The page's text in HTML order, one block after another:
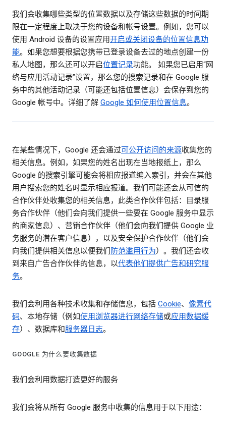
我们会收集哪些类型的位置数据以及存储这些数据的时间期
限在一定程度上取决于您的设备和帐号设置。例如，您可以
使用 Android 设备的设置应用开启或关闭设备的位置信息功
能。如果您想要根据您携带已登录设备去过的地点创建一份
私人地图，那么还可以开启位置记录功能。 如果您已启用“网
络与应用活动记录”设置，那么您的搜索记录和在 Google 服
务中的其他活动记录（可能还包括位置信息）会保存到您的
Google 帐号中。详细了解 Google 如何使用位置信息。
在某些情况下，Google 还会通过可公开访问的来源收集您的
相关信息。例如，如果您的姓名出现在当地报纸上，那么
Google 的搜索引擎可能会将相应报道编入索引，并会在其他
用户搜索您的姓名时显示相应报道。我们可能还会从可信的
合作伙伴处收集您的相关信息，此类合作伙伴包括：目录服
务合作伙伴（他们会向我们提供一些要在 Google 服务中显示
的商家信息）、营销合作伙伴（他们会向我们提供 Google 业
务服务的潜在客户信息），以及安全保护合作伙伴（他们会
向我们提供相关信息以便我们 防范滥用行为）。我们还会收
到来自广告合作伙伴的信息，以代表他们提供广告和研究服
务。
我们会利用各种技术收集和存储信息，包括 Cookie、 像素代
码、本地存储（例如使用浏览器进行网络存储或应用数据缓
存）、数据库和服务器日志。
GOOGLE 为什么要收集数据
我们会利用数据打造更好的服务
我们会将从所有 Google 服务中收集的信息用于以下用途：